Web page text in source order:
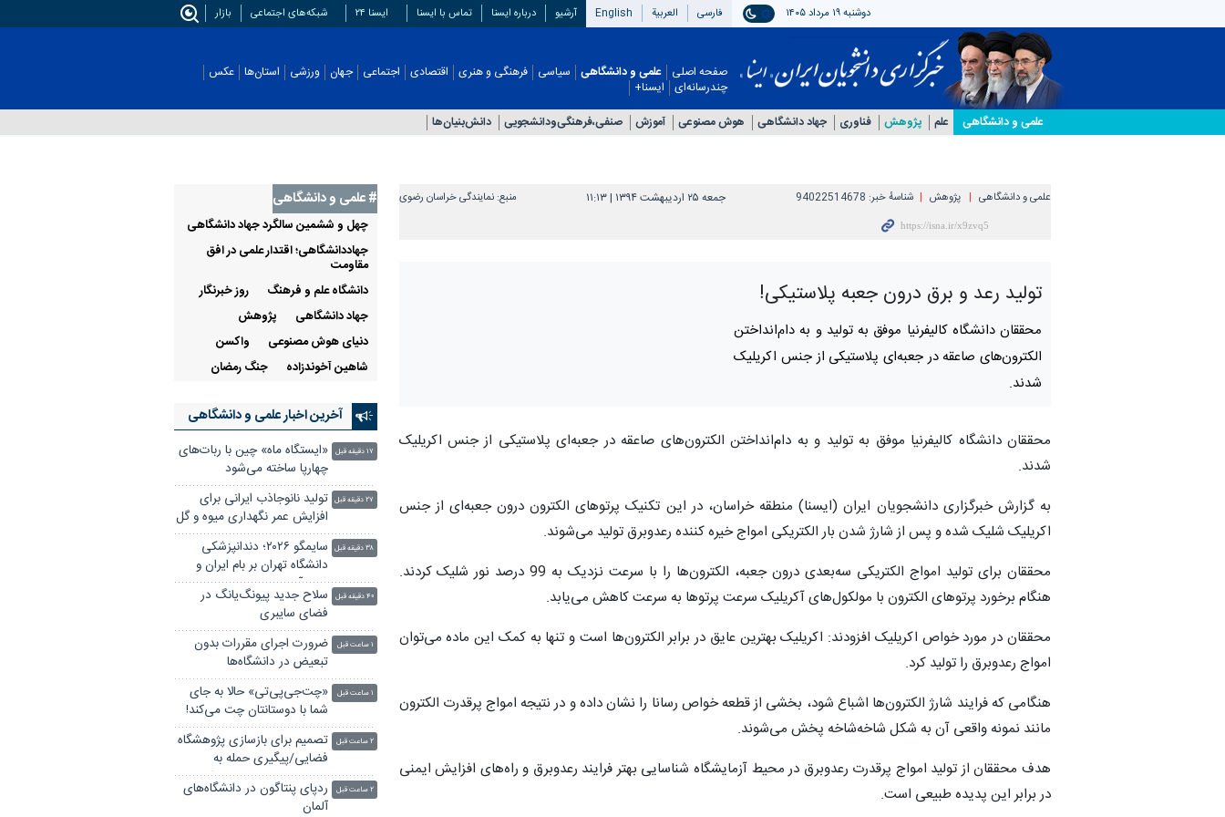
دوشنبه ۱۹ مرداد ۱۴۰۵ فارسی العربیة English آرشیو درباره ایسنا تماس با ایسنا ایسنا ۲۴ شبکه‌های اجتماعی بازار
صفحه اصلی علمی و دانشگاهی
علمی‌ و دانشگاهی علم پژوهش فناوری جهاد دانشگاهی هوش مصنوعی آموزش صنفی،فرهنگی‌ودانشجویی دانش‌بنیان‌ها
سیاسی فرهنگی و هنری اقتصادی اجتماعی جهان ورزشی استان‌ها
عکس
چندرسانه‌ای
ایسنا+
علمی‌ و دانشگاهی پژوهش شناسهٔ خبر: 94022514678 جمعه ۲۵ اردیبهشت ۱۳۹۴ | ۱۱:۱۳ منبع: نمایندگی خراسان رضوی
تولید رعد‌ و برق درون جعبه پلاستیکی!
محققان دانشگاه کالیفرنیا موفق به تولید و به دام‌انداختن
الکترون‌های صاعقه در جعبه‌ای پلاستیکی از جنس اکریلیک
شدند.
محققان دانشگاه کالیفرنیا موفق به تولید و به دام‌انداختن الکترون‌های صاعقه در جعبه‌ای پلاستیکی از جنس اکریلیک
شدند.
به گزارش خبرگزاری دانشجویان ایران (ایسنا) منطقه خراسان، در این تکنیک پرتوهای الکترون درون جعبه‌ای از جنس
اکریلیک شلیک شده و پس از شارژ شدن بار الکتریکی امواج خیره کننده رعد‌وبرق تولید می‌شوند.
محققان برای تولید امواج الکتریکی سه‌بعدی درون جعبه، الکترون‌ها را با سرعت نزدیک به 99 درصد نور شلیک کردند.
هنگام برخورد پرتوهای الکترون با مولکول‌های آکریلیک سرعت پرتوها به سرعت کاهش می‌یابد.
محققان در مورد خواص اکریلیک افزودند: اکریلیک بهترین عایق در برابر الکترون‌ها است و تنها به کمک این ماده می‌توان
امواج رعدوبرق را تولید کرد.
هنگامی که فرایند شارژ الکترون‌ها اشباع شود، بخشی از قطعه خواص رسانا را نشان داده و در نتیجه امواج پرقدرت الکترون
مانند نمونه واقعی آن به شکل شاخه‌شاخه پخش می‌شوند.
هدف محققان از تولید امواج پرقدرت رعدوبرق در محیط آزمایشگاه شناسایی بهتر فرایند رعدوبرق و راه‌های افزایش ایمنی
در برابر این پدیده طبیعی است.
# علمی‌ و دانشگاهی
چهل و ششمین سالگرد جهاد دانشگاهی
جهاددانشگاهی؛ اقتدار علمی در افق
مقاومت
دانشگاه علم و فرهنگ
روز خبرنگار
جهاد دانشگاهی
پژوهش
دنیای هوش مصنوعی
واکسن
شاهین آخوندزاده
جنگ رمضان
آخرین اخبار علمی‌ و دانشگاهی
«ایستگاه ماه» چین با ربات‌های
چهارپا ساخته می‌شود
۱۷ دقیقه قبل
تولید نانوجاذب ایرانی برای
افزایش عمر نگهداری میوه و گل
۲۷ دقیقه قبل
سایمگو ۲۰۲۶؛ دندانپزشکی
دانشگاه تهران بر بام ایران و
غرب آسیا
۳۸ دقیقه قبل
سلاح جدید پیونگ‌یانگ در
فضای سایبری
۴۰ دقیقه قبل
ضرورت اجرای مقررات بدون
تبعیض در دانشگاه‌ها
۱ ساعت قبل
«چت‌جی‌پی‌تی» حالا به جای
شما با دوستانتان چت می‌کند!
۱ ساعت قبل
تصمیم برای بازسازی پژوهشگاه
فضایی/پیگیری حمله به
زیرساخت‌های علمی و رایزنی با
۱۰ کشور
۲ ساعت قبل
ردپای پنتاگون در دانشگاه‌های
آلمان
۲ ساعت قبل